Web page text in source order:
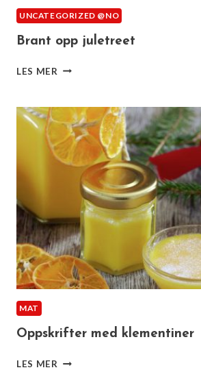
UNCATEGORIZED @NO
Brant opp juletreet
LES MER BRANT
MAT
Oppskrifter med klementiner
LES MER OPPSKRIFTER